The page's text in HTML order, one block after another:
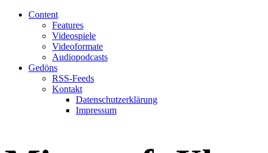
Content
Features
Videospiele
Videoformate
Audiopodcasts
Gedöns
RSS-Feeds
Kontakt
Datenschutzerklärung
Impressum